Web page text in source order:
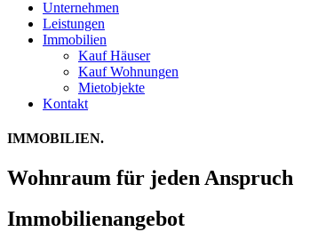
Unternehmen
Leistungen
Immobilien
Kauf Häuser
Kauf Wohnungen
Mietobjekte
Kontakt
IMMOBILIEN.
Wohnraum für jeden Anspruch
Immobilien­angebot